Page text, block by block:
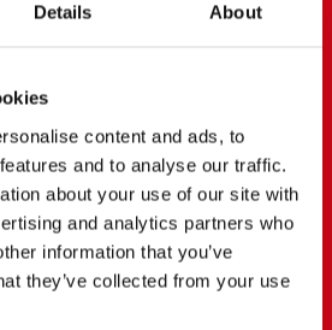
Details About
content and ads, to
and to analyse our traffic.
about your use of our site with
and analytics partners who
information that you’ve
they’ve collected from your use
22
MONTE
ESPINO
MONTE (Madrid)